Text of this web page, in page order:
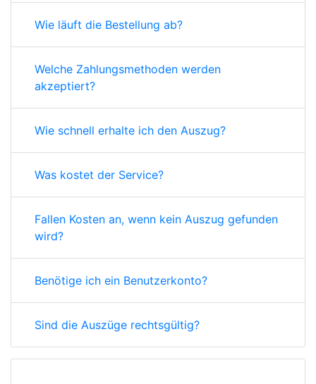
Wie läuft die Bestellung ab?
Welche Zahlungsmethoden werden
akzeptiert?
Wie schnell erhalte ich den Auszug?
Was kostet der Service?
Fallen Kosten an, wenn kein Auszug gefunden
wird?
Benötige ich ein Benutzerkonto?
Sind die Auszüge rechtsgültig?